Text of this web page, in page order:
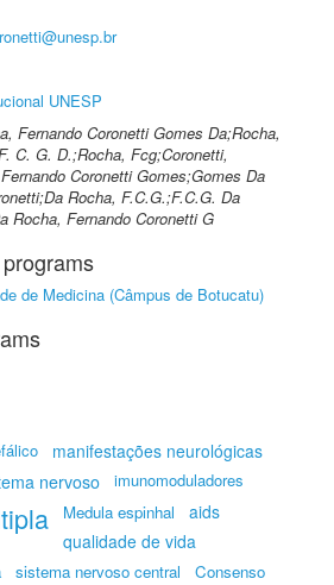
UNESP
Fernando Coronetti Gomes Da;Rocha,
C. G. D.;Rocha, Fcg;Coronetti,
Coronetti Gomes;Gomes Da
Rocha, F.C.G.;F.C.G. Da
Rocha, Fernando Coronetti G
de Medicina (Câmpus de Botucatu)
manifestações neurológicas
nervoso imunomoduladores
Medula espinhal
aids
qualidade de vida
sistema nervoso central Consenso